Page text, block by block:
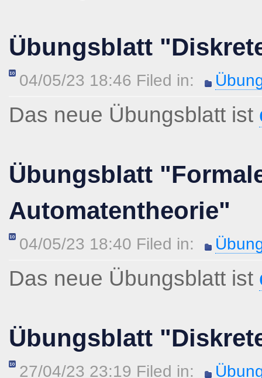
Übungsblatt
04/05/23 18:46 Filed in:
Das neue Übungsblatt ist
Übungsblatt
Automatentheorie"
04/05/23 18:40 Filed in:
Das neue Übungsblatt ist
Übungsblatt
27/04/23 23:19 Filed in: